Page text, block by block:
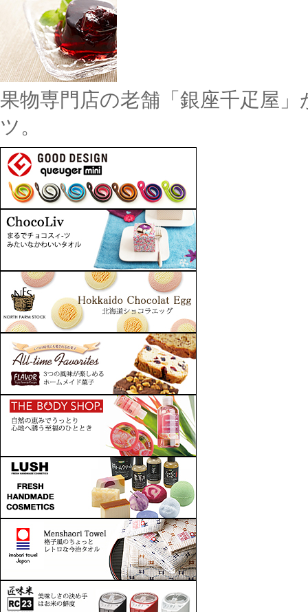
果物専門店の老舗「銀座千疋屋
ツ。